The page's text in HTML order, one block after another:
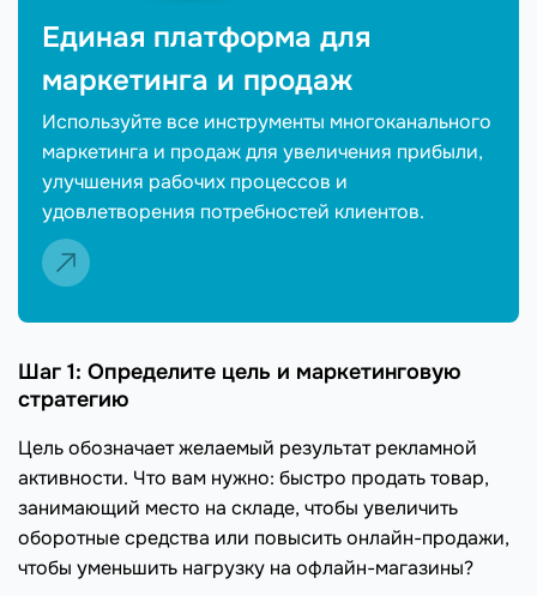
Единая платформа для
маркетинга и продаж
Используйте все инструменты многоканального
маркетинга и продаж для увеличения прибыли,
улучшения рабочих процессов и
удовлетворения потребностей клиентов.
Шаг 1: Определите цель и маркетинговую
стратегию
Цель обозначает желаемый результат рекламной
активности. Что вам нужно: быстро продать товар,
занимающий место на складе, чтобы увеличить
оборотные средства или повысить онлайн-продажи,
чтобы уменьшить нагрузку на офлайн-магазины?